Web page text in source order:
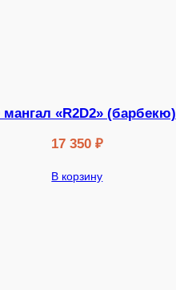
мангал «R2D2» (барбекю)
17 350 ₽
В корзину